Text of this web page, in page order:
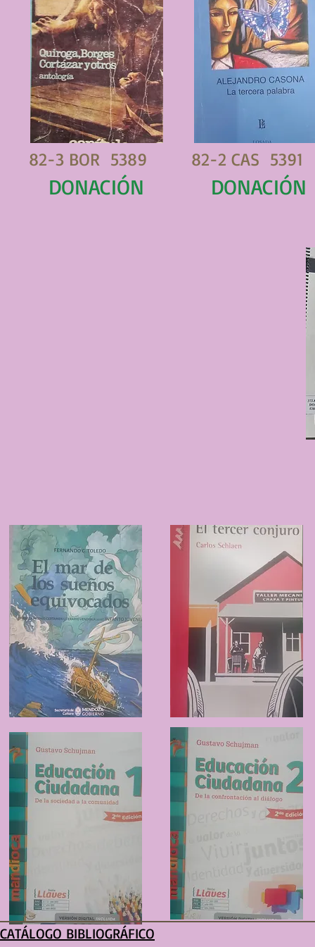
82-3 BOR 5389
DONACIÓN
82-2 CAS 5391
DONACIÓN
CATÁLOGO BIBLIOGRÁFICO